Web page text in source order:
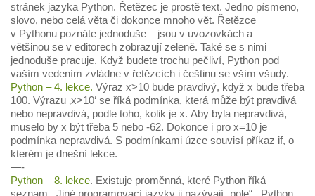
stránek jazyka Python. Řetězec je prostě text. Jedno písmeno,
slovo, nebo celá věta či dokonce mnoho vět. Řetězce
v Pythonu poznáte jednoduše – jsou v uvozovkách a
většinou se v editorech zobrazují zeleně. Také se s nimi
jednoduše pracuje. Když budete trochu pečliví, Python pod
vaším vedením zvládne v řetězcích i češtinu se vším všudy.
Python – 4. lekce. Výraz x>10 bude pravdivý, když x bude třeba
100. Výrazu ‚x>10‘ se říká podmínka, která může být pravdivá
nebo nepravdivá, podle toho, kolik je x. Aby byla nepravdivá,
muselo by x být třeba 5 nebo -62. Dokonce i pro x=10 je
podmínka nepravdivá. S podmínkami úzce souvisí příkaz if, o
kterém je dnešní lekce.
—-
Python – 8. lekce. Existuje proměnná, které Python říká
seznam. Jiné programovací jazyky ji nazývají „pole“. Python